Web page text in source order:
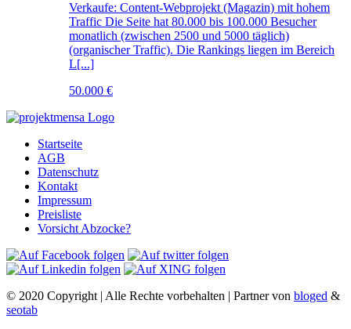
Verkaufe: Content-Webprojekt (Magazin) mit hohem
Traffic Die Seite hat 80.000 bis 100.000 Besucher
monatlich (zwischen 2500 und 5000 täglich)
(organischer Traffic). Die Rankings liegen im Bereich
L[...]
50.000 €
Startseite
AGB
Datenschutz
Kontakt
Impressum
Preisliste
Vorsicht Abzocke?
© 2020 Copyright | Alle Rechte vorbehalten | Partner von bloged &
seotab